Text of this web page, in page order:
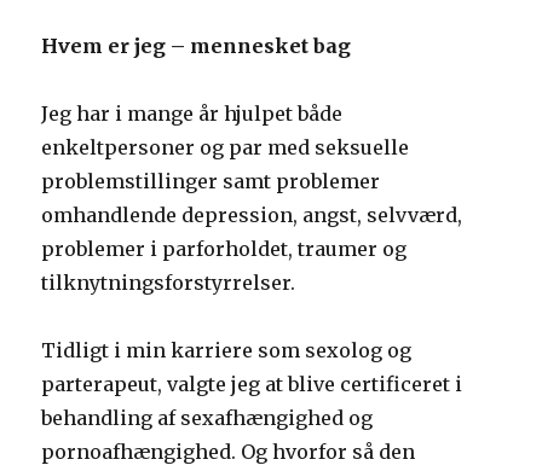
Hvem er jeg – mennesket bag
Jeg har i mange år hjulpet både
enkeltpersoner og par med seksuelle
problemstillinger samt problemer
omhandlende depression, angst, selvværd,
problemer i parforholdet, traumer og
tilknytningsforstyrrelser.
Tidligt i min karriere som sexolog og
parterapeut, valgte jeg at blive certificeret i
behandling af sexafhængighed og
pornoafhængighed. Og hvorfor så den